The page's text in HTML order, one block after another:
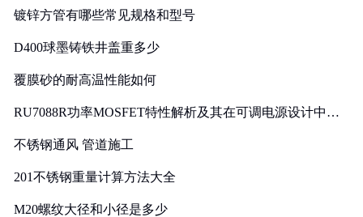
镀锌方管有哪些常见规格和型号
D400球墨铸铁井盖重多少
覆膜砂的耐高温性能如何
RU7088R功率MOSFET特性解析及其在可调电源设计中的
不锈钢通风 管道施工
201不锈钢重量计算方法大全
M20螺纹大径和小径是多少